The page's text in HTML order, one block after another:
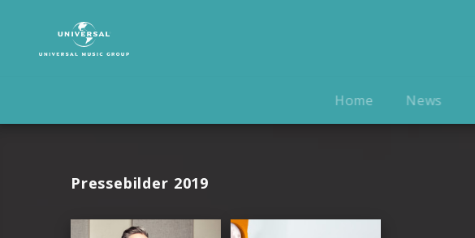
Home News
Pressebilder 2019